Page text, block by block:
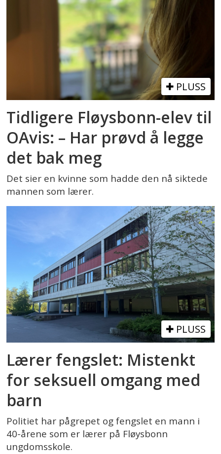
PLUSS
Tidligere Fløysbonn-elev til
OAvis: – Har prøvd å legge
det bak meg
Det sier en kvinne som hadde den nå siktede
mannen som lærer.
PLUSS
Lærer fengslet: Mistenkt
for seksuell omgang med
barn
Politiet har pågrepet og fengslet en mann i
40-årene som er lærer på Fløysbonn
ungdomsskole.